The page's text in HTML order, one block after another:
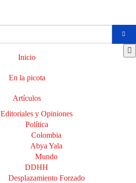
Inicio
En la picota
Artículos
Editoriales y Opiniones
Política
Colombia
Abya Yala
Mundo
DDHH
Desplazamiento Forzado